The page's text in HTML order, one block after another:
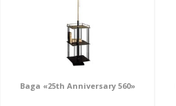
Baga «25th Anniversary 560»